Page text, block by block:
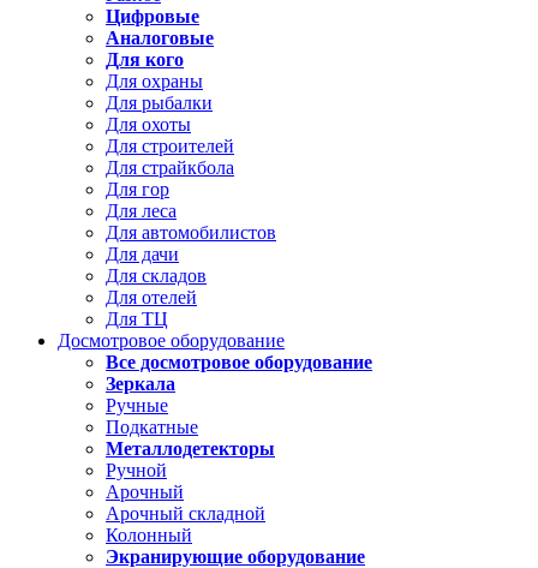
Цифровые
Аналоговые
Для кого
Для охраны
Для рыбалки
Для охоты
Для строителей
Для страйкбола
Для гор
Для леса
Для автомобилистов
Для дачи
Для складов
Для отелей
Для ТЦ
Досмотровое оборудование
Все досмотровое оборудование
Зеркала
Ручные
Подкатные
Металлодетекторы
Ручной
Арочный
Арочный складной
Колонный
Экранирующие оборудование